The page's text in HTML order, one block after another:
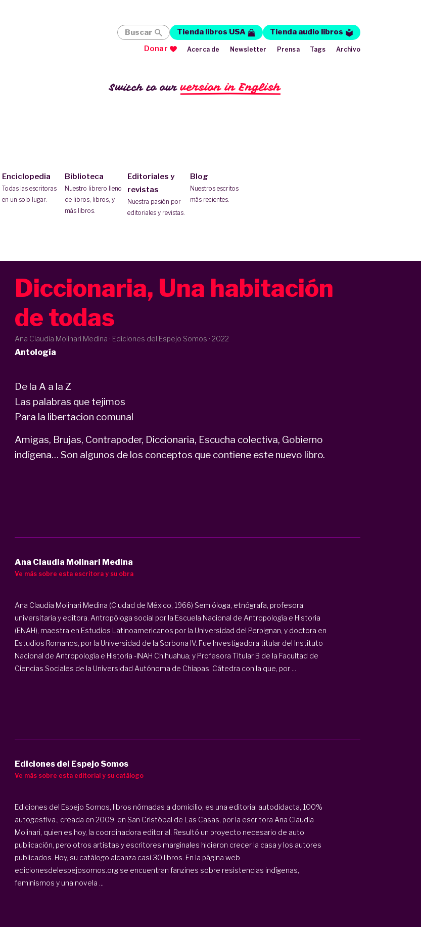
Switch to ourversion in English
Enciclopedia
Todas las escritoras
en un solo lugar.
Biblioteca
Nuestro librero lleno
de libros, libros, y
más libros.
Editoriales y
revistas
Nuestra pasión por
editoriales y revistas.
Blog
Nuestros escritos
más recientes.
Buscar Tienda libros USA
Tienda audio libros
Donar
Acerca de Newsletter Prensa Tags Archivo
Diccionaria, Una habitación
de todas
Ana Claudia Molinari Medina · Ediciones del Espejo Somos · 2022
Antología
De la A a la Z
Las palabras que tejimos
Para la libertacion comunal
Amigas, Brujas, Contrapoder, Diccionaria, Escucha colectiva, Gobierno
indígena… Son algunos de los conceptos que contiene este nuevo libro.
Ana Claudia Molinari Medina
Ve más sobre esta escritora y su obra
Ana Claudia Molinari Medina (Ciudad de México, 1966) Semióloga, etnógrafa, profesora
universitaria y editora. Antropóloga social por la Escuela Nacional de Antropología e Historia
(ENAH), maestra en Estudios Latinoamericanos por la Universidad del Perpignan, y doctora en
Estudios Romanos, por la Universidad de la Sorbona IV. Fue Investigadora titular del Instituto
Nacional de Antropología e Historia -INAH Chihuahua; y Profesora Titular B de la Facultad de
Ciencias Sociales de la Universidad Autónoma de Chiapas. Cátedra con la que, por ...
Ediciones del Espejo Somos
Ve más sobre esta editorial y su catálogo
Ediciones del Espejo Somos, libros nómadas a domicilio, es una editorial autodidacta, 100%
autogestiva.; creada en 2009, en San Cristóbal de Las Casas, por la escritora Ana Claudia
Molinari, quien es hoy, la coordinadora editorial. Resultó un proyecto necesario de auto
publicación, pero otros artistas y escritores marginales hicieron crecer la casa y los autores
publicados. Hoy, su catálogo alcanza casi 30 libros. En la página web
edicionesdelespejosomos.orgse encuentran fanzines sobre resistencias indígenas,
feminismos y una novela ...